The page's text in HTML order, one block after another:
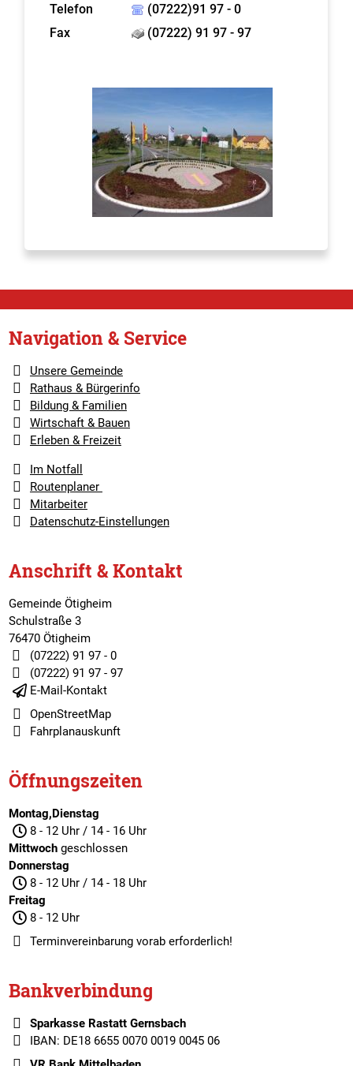
Telefon
(07222)91 97 - 0
Fax
(07222) 91 97 - 97
Navigation & Service
Unsere Gemeinde
Rathaus & Bürgerinfo
Bildung & Familien
Wirtschaft & Bauen
Erleben & Freizeit
Im Notfall
Routenplaner
Mitarbeiter
Datenschutz-Einstellungen
Anschrift & Kontakt
Gemeinde Ötigheim
Schulstraße 3
76470 Ötigheim
(07222) 91 97 - 0
(07222) 91 97 - 97
E-Mail-Kontakt
OpenStreetMap
Fahrplanauskunft
Öffnungszeiten
Montag,Dienstag
8 - 12 Uhr / 14 - 16 Uhr
Mittwochgeschlossen
Donnerstag
8 - 12 Uhr / 14 - 18 Uhr
Freitag
8 - 12 Uhr
Terminvereinbarungvorab erforderlich!
Bankverbindung
Sparkasse Rastatt Gernsbach
IBAN: DE18 6655 0070 0019 0045 06